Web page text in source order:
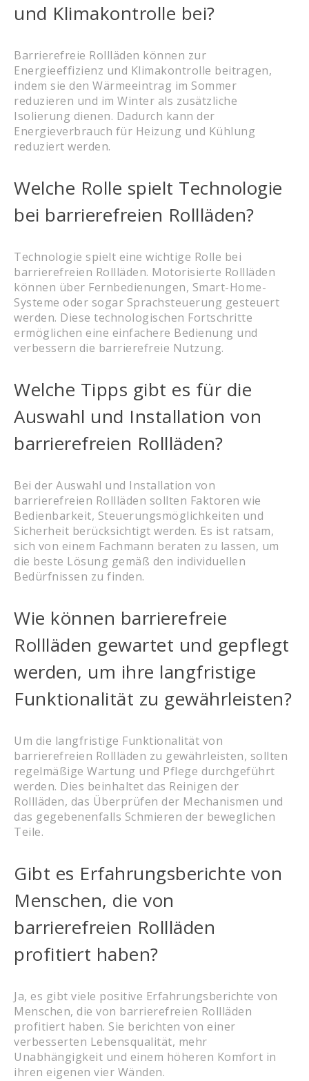
und Klimakontrolle bei?
Barrierefreie Rollläden können zur
Energieeffizienz und Klimakontrolle beitragen,
indem sie den Wärmeeintrag im Sommer
reduzieren und im Winter als zusätzliche
Isolierung dienen. Dadurch kann der
Energieverbrauch für Heizung und Kühlung
reduziert werden.
Welche Rolle spielt Technologie
bei barrierefreien Rollläden?
Technologie spielt eine wichtige Rolle bei
barrierefreien Rollläden. Motorisierte Rollläden
können über Fernbedienungen, Smart-Home-
Systeme oder sogar Sprachsteuerung gesteuert
werden. Diese technologischen Fortschritte
ermöglichen eine einfachere Bedienung und
verbessern die barrierefreie Nutzung.
Welche Tipps gibt es für die
Auswahl und Installation von
barrierefreien Rollläden?
Bei der Auswahl und Installation von
barrierefreien Rollläden sollten Faktoren wie
Bedienbarkeit, Steuerungsmöglichkeiten und
Sicherheit berücksichtigt werden. Es ist ratsam,
sich von einem Fachmann beraten zu lassen, um
die beste Lösung gemäß den individuellen
Bedürfnissen zu finden.
Wie können barrierefreie
Rollläden gewartet und gepflegt
werden, um ihre langfristige
Funktionalität zu gewährleisten?
Um die langfristige Funktionalität von
barrierefreien Rollläden zu gewährleisten, sollten
regelmäßige Wartung und Pflege durchgeführt
werden. Dies beinhaltet das Reinigen der
Rollläden, das Überprüfen der Mechanismen und
das gegebenenfalls Schmieren der beweglichen
Teile.
Gibt es Erfahrungsberichte von
Menschen, die von
barrierefreien Rollläden
profitiert haben?
Ja, es gibt viele positive Erfahrungsberichte von
Menschen, die von barrierefreien Rollläden
profitiert haben. Sie berichten von einer
verbesserten Lebensqualität, mehr
Unabhängigkeit und einem höheren Komfort in
ihren eigenen vier Wänden.